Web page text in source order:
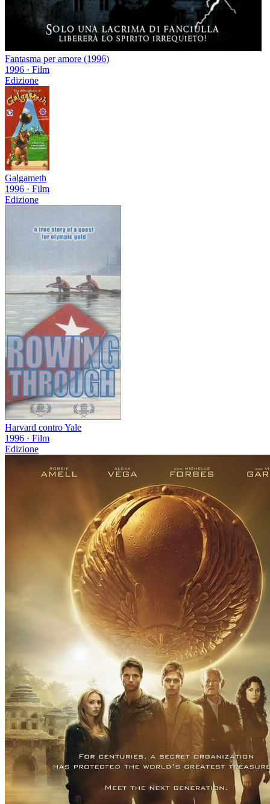
Fantasma per amore (1996)
1996 · Film
Edizione
Galgameth
1996 · Film
Edizione
Harvard contro Yale
1996 · Film
Edizione